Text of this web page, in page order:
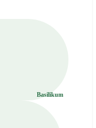
Basilikum